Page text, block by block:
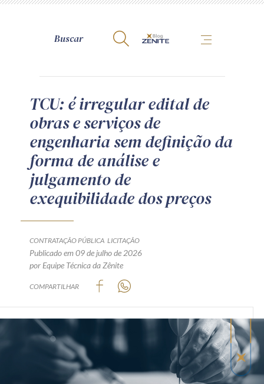
A Zênite
Como publicar conosco
Site da Zênite
Contato
Termos de uso
Política de Privacidade
Produtos e serviços
Zênite Fácil IA
Orientação por Escrito
TCU: é irregular edital de
obras e serviços de
engenharia sem definição da
forma de análise e
julgamento de
exequibilidade dos preços
CONTRATAÇÃO PÚBLICA LICITAÇÃO
Publicado em 09 de julho de 2026
por Equipe Técnica da Zênite
COMPARTILHAR